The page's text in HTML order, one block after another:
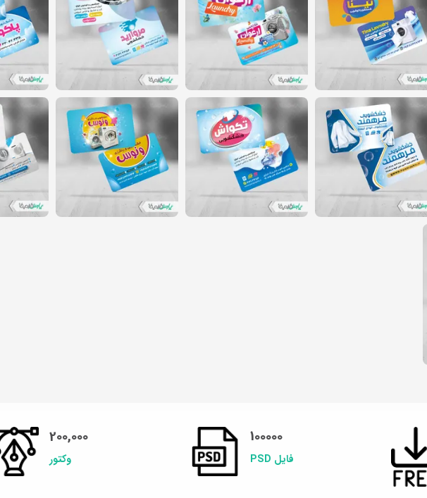
100000
فایل PSD
200,000
وکتور